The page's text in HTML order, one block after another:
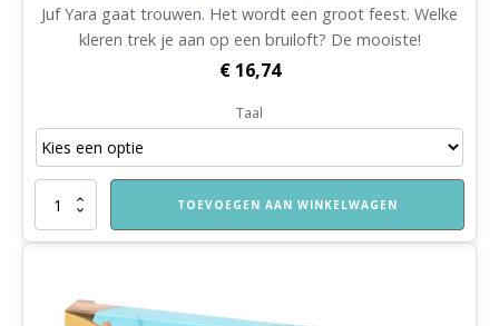
Juf Yara gaat trouwen. Het wordt een groot feest. Welke
kleren trek je aan op een bruiloft? De mooiste!
€16,74
Taal
van
TOEVOEGEN AAN WINKELWAGEN